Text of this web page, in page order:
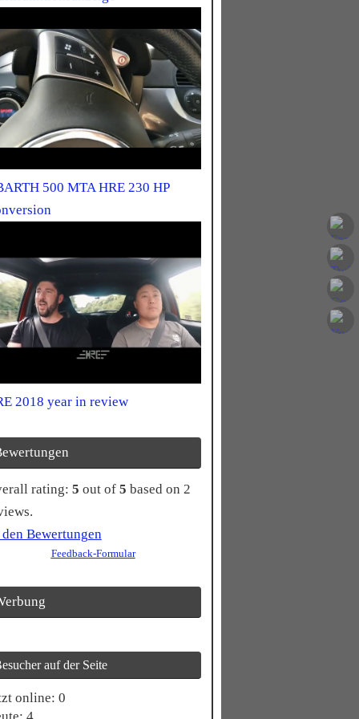
500 MTA HRE 230 HP
2018 year in review
rating: 5 out of 5 based on 2
Bewertungen
Feedback-Formular
auf der Seite
online: 0